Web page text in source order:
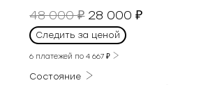
48 000₽ Первоначальная
цена
составляла
48
000 ₽.
28 000₽Текущая
Следить за ценой
6 платежей по4 667₽
Состояние